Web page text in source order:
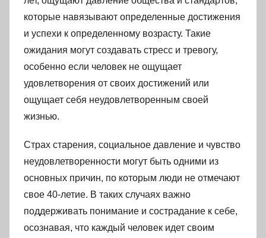
которые навязывают определенные достижения
и успехи к определенному возрасту. Такие
ожидания могут создавать стресс и тревогу,
особенно если человек не ощущает
удовлетворения от своих достижений или
ощущает себя неудовлетворенным своей
жизнью.
Страх старения, социальное давление и чувство
неудовлетворенности могут быть одними из
основных причин, по которым люди не отмечают
свое 40-летие. В таких случаях важно
поддерживать понимание и сострадание к себе,
осознавая, что каждый человек идет своим